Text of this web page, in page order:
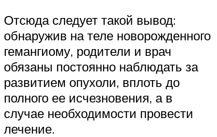
Отсюда следует такой вывод:
обнаружив на теле новорожденного
гемангиому, родители и врач
обязаны постоянно наблюдать за
развитием опухоли, вплоть до
полного ее исчезновения, а в
случае необходимости провести
лечение.